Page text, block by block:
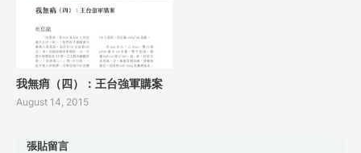
我無痟（四）：王台強軍購案
August 14, 2015
張貼留言